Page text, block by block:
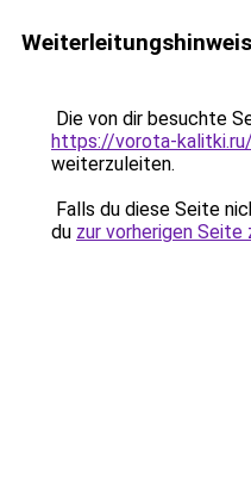
Weiterleitungshinweis
Die von dir besuchte
https://vorota-
weiterzuleiten.
Falls du diese Seite
du zur vorherigen Seite